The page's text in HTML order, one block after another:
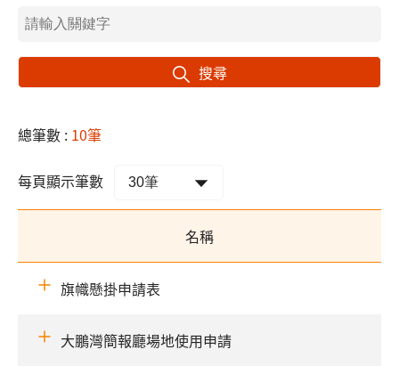
搜尋
總筆數 : 10筆
每頁顯示筆數
名稱
旗幟懸掛申請表
大鵬灣簡報廳場地使用申請